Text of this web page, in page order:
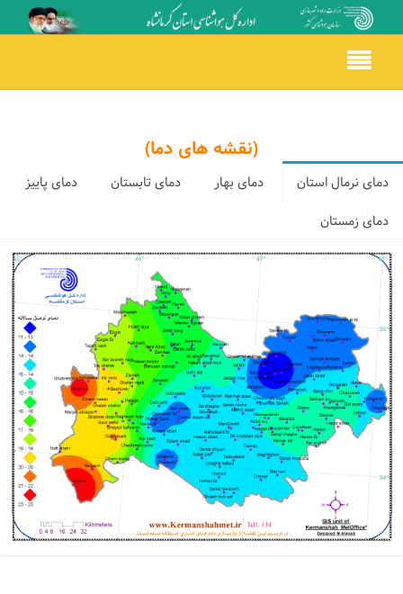
Toggle
navigation
(نقشه های دما)
دمای نرمال استان دمای بهار دمای تابستان
دمای پاییز
دمای زمستان